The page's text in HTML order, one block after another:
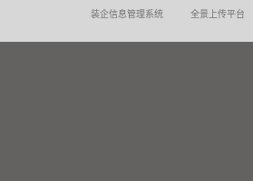
装企信息管理系统 全景上传平台